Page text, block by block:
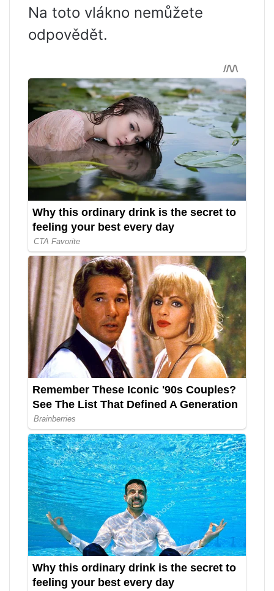
Na toto vlákno nemůžete
odpovědět.